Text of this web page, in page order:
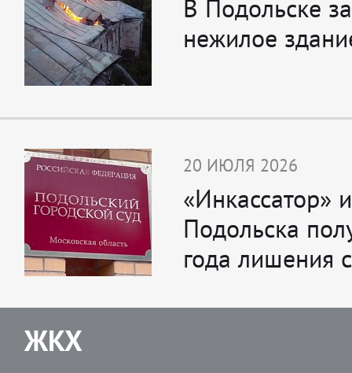
В Подольске
нежилое
20 ИЮЛЯ 2026
«Инкассатор»
Подольска
года лишения
ЖКХ